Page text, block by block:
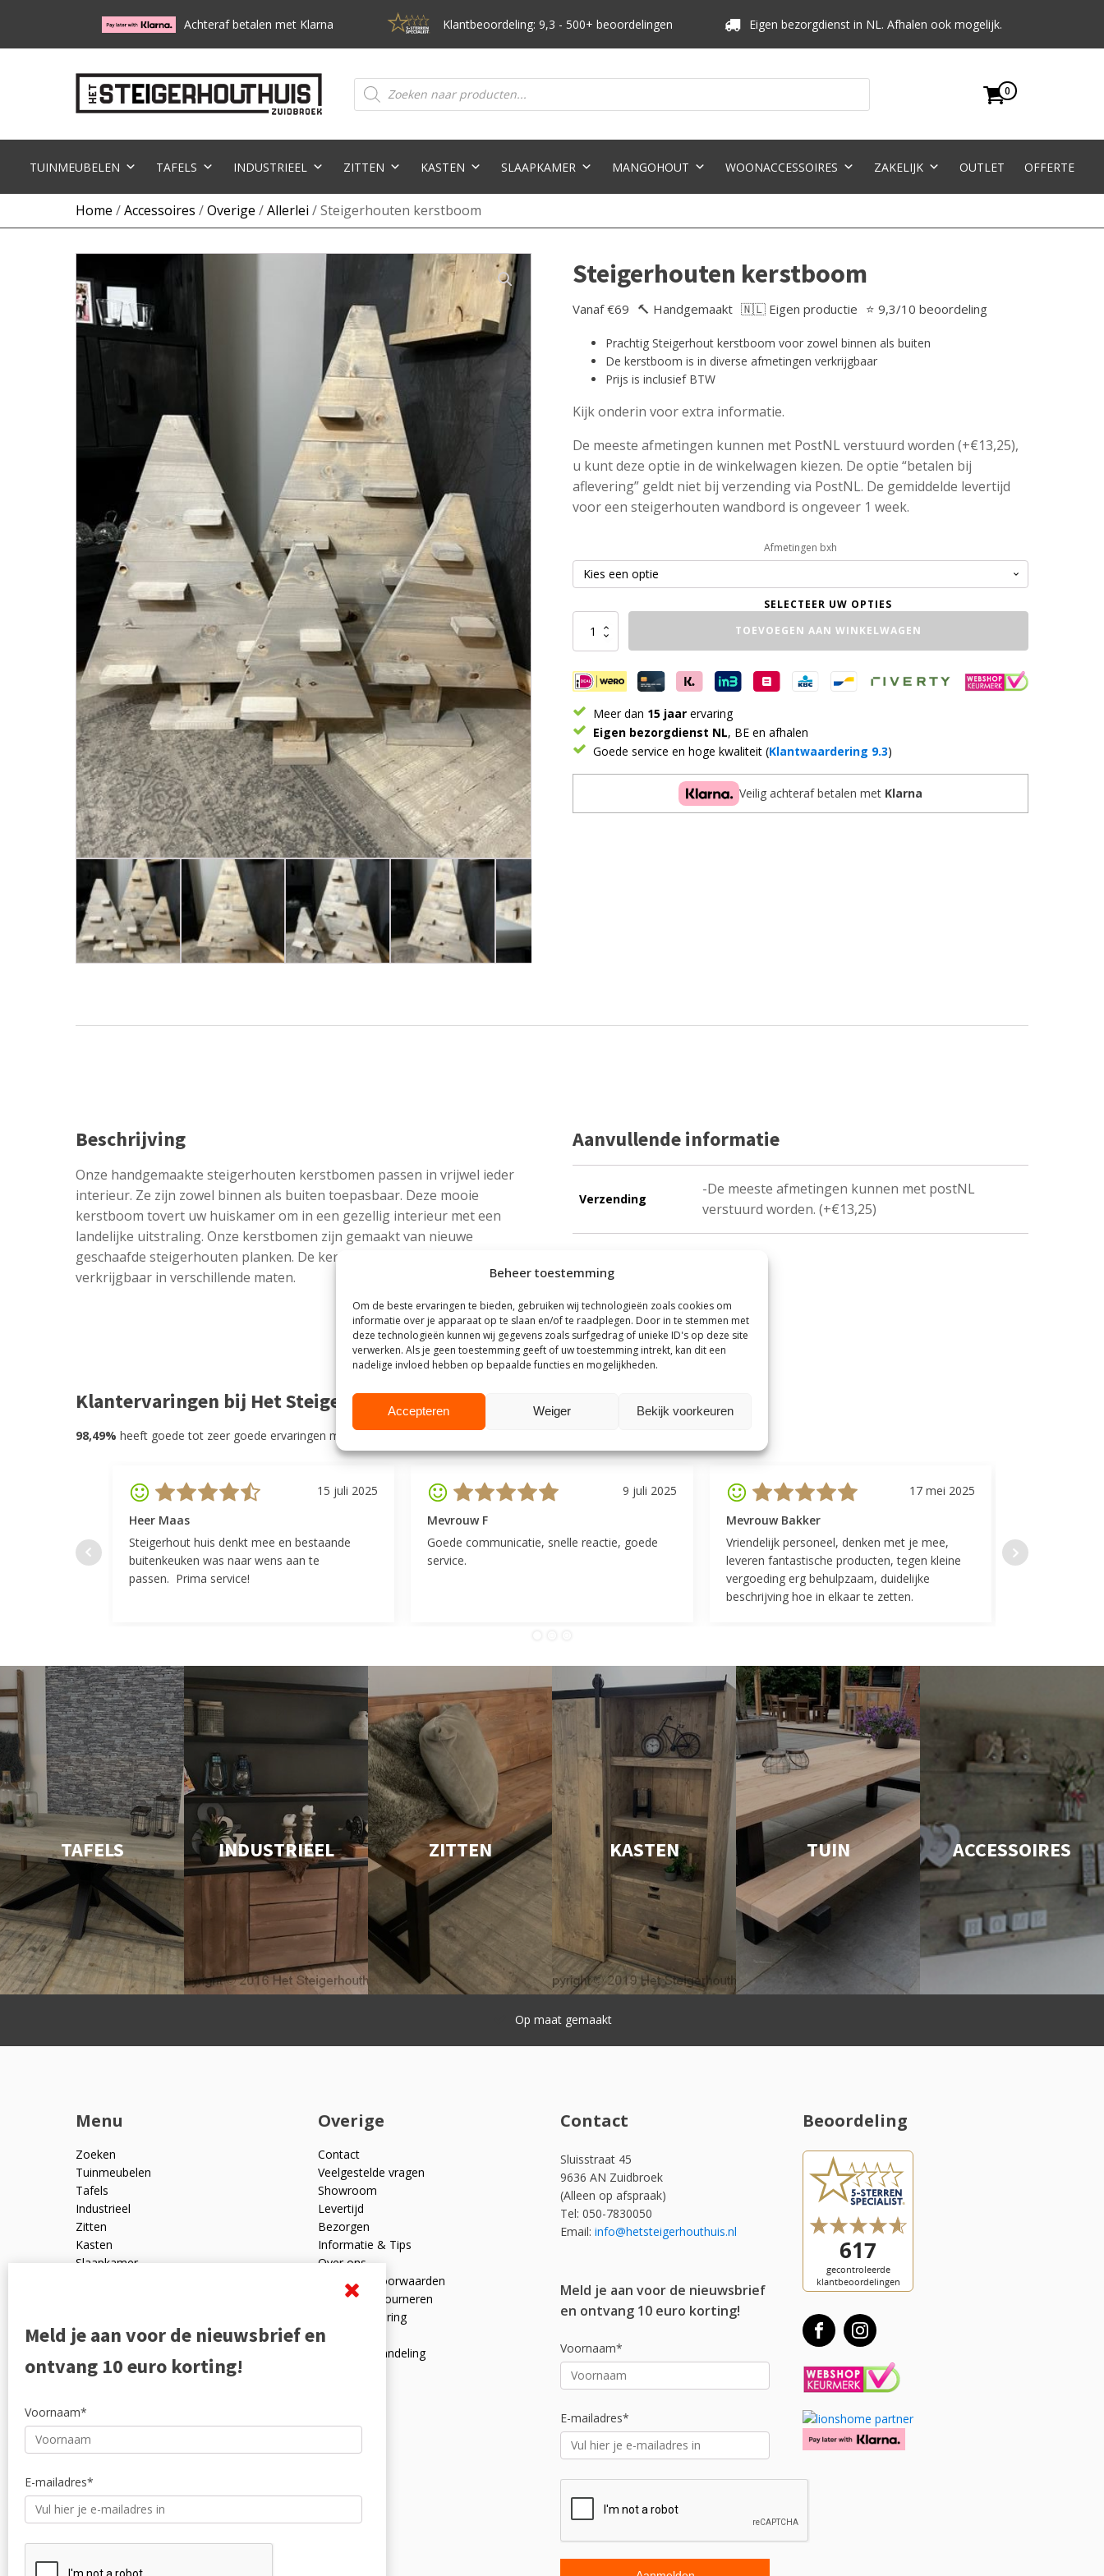
Beheer toestemming
Om de beste ervaringen te bieden, gebruiken wij technologieën zoals cookies om
informatie over je apparaat op te slaan en/of te raadplegen. Door in te stemmen met
deze technologieën kunnen wij gegevens zoals surfgedrag of unieke ID's op deze site
verwerken. Als je geen toestemming geeft of uw toestemming intrekt, kan dit een
nadelige invloed hebben op bepaalde functies en mogelijkheden.
Accepteren Weiger Bekijk voorkeuren
Achteraf betalen met Klarna Klantbeoordeling: 9,3 - 500+ beoordelingen Eigen bezorgdienst in NL. Afhalen ook mogelijk.
Producten
zoeken
0
TUINMEUBELEN TAFELS INDUSTRIEEL ZITTEN KASTEN SLAAPKAMER MANGOHOUT WOONACCESSOIRES ZAKELIJK OUTLET OFFERTE
Home /Accessoires /Overige /Allerlei / Steigerhouten kerstboom
Steigerhouten kerstboom
Vanaf €69 🔨 Handgemaakt 🇳🇱 Eigen productie ⭐ 9,3/10 beoordeling
Prachtig Steigerhout kerstboom voor zowel binnen als buiten
De kerstboom is in diverse afmetingen verkrijgbaar
Prijs is inclusief BTW
Kijk onderin voor extra informatie.
De meeste afmetingen kunnen met PostNL verstuurd worden (+€13,25),
u kunt deze optie in de winkelwagen kiezen. De optie “betalen bij
aflevering” geldt niet bij verzending via PostNL. De gemiddelde levertijd
voor een steigerhouten wandbord is ongeveer 1 week.
Afmetingen bxh
Steigerhouten
kerstboom
TOEVOEGEN AAN WINKELWAGEN
Meer dan 15 jaar ervaring
Eigen bezorgdienst NL, BE en afhalen
Goede service en hoge kwaliteit (Klantwaardering 9.3)
Veilig achteraf betalen met Klarna
Beschrijving
Onze handgemaakte steigerhouten kerstbomen passen in vrijwel ieder
interieur. Ze zijn zowel binnen als buiten toepasbaar. Deze mooie
kerstboom tovert uw huiskamer om in een gezellig interieur met een
landelijke uitstraling. Onze kerstbomen zijn gemaakt van nieuwe
geschaafde steigerhouten planken. De kerstboom van steigerhout is
verkrijgbaar in verschillende maten.
Aanvullende informatie
Verzending
-De meeste afmetingen kunnen met postNL
verstuurd worden. (+€13,25)
Klantervaringen bij Het Steigerhouthuis
98,49% heeft goede tot zeer goede ervaringen met Het Steigerhouthuis op basis van meer dan
15 juli 2025
Heer Maas
Steigerhout huis denkt mee en bestaande
buitenkeuken was naar wens aan te
passen. Prima service!
9 juli 2025
Mevrouw F
Goede communicatie, snelle reactie, goede
service.
17 mei 2025
Mevrouw Bakker
Vriendelijk personeel, denken met je mee,
leveren fantastische producten, tegen kleine
vergoeding erg behulpzaam, duidelijke
beschrijving hoe in elkaar te zetten.
Top geregeld!
indelingen die
TAFELS INDUSTRIEEL ZITTEN KASTEN TUIN ACCESSOIRES
Snelle levering
Menu
Zoeken
Tuinmeubelen
Tafels
Industrieel
Zitten
Kasten
Slaapkamer
Outlet
Overige
Contact
Veelgestelde vragen
Showroom
Levertijd
Bezorgen
Informatie & Tips
Over ons
Algemene voorwaarden
Ruilen en retourneren
Privacyverklaring
Reviewpolicy
Klachtenafhandeling
Contact
Sluisstraat 45
9636 AN Zuidbroek
(Alleen op afspraak)
Tel: 050-7830050
Email: info@hetsteigerhouthuis.nl
Meld je aan voor de nieuwsbrief
en ontvang 10 euro korting!
Voornaam*
E-mailadres*
Beoordeling
Meld je aan voor de nieuwsbrief en
ontvang 10 euro korting!
Voornaam*
E-mailadres*